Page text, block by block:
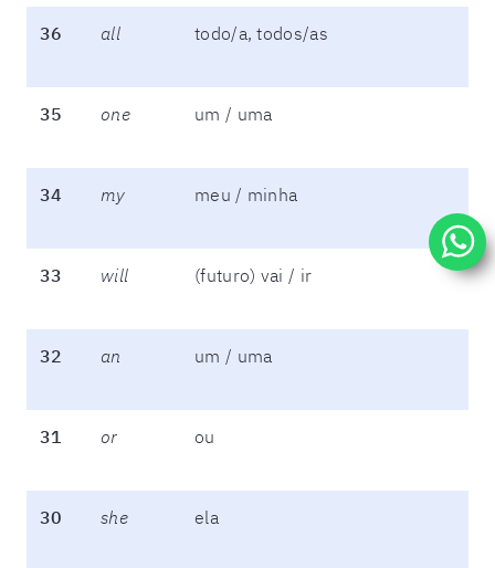
36 all todo/a, todos/as
35 one um / uma
34 my meu / minha
33 will (futuro) vai / ir
32 an um / uma
31 or ou
30 she ela